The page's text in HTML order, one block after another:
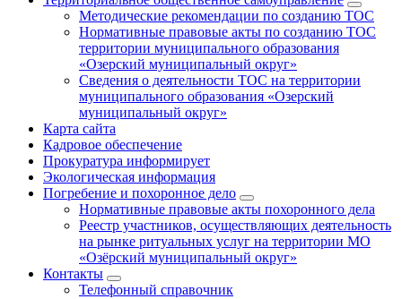
Методические рекомендации по созданию ТОС
Нормативные правовые акты по созданию ТОС
территории муниципального образования
«Озерский муниципальный округ»
Сведения о деятельности ТОС на территории
муниципального образования «Озерский
муниципальный округ»
Карта сайта
Кадровое обеспечение
Прокуратура информирует
Экологическая информация
Погребение и похоронное дело
Нормативные правовые акты похоронного дела
Реестр участников, осуществляющих деятельность
на рынке ритуальных услуг на территории МО
«Озёрский муниципальный округ»
Контакты
Телефонный справочник